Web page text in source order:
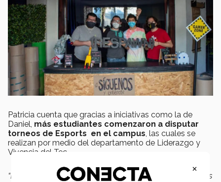
Patricia cuenta que gracias a iniciativas como la de
Daniel, más estudiantes comenzaron a disputar
torneos de Esports en el campus , las cuales se
realizan por medio del departamento de Liderazgo y
Vivencia del Tec.
“Entre las habilidades blandas que desarrollan los Esports
×